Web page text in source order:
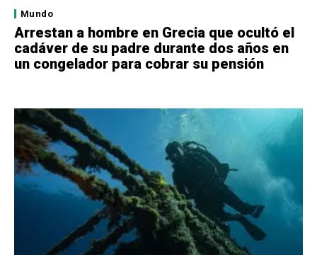
Mundo
Arrestan a hombre en Grecia que ocultó el
cadáver de su padre durante dos años en
un congelador para cobrar su pensión